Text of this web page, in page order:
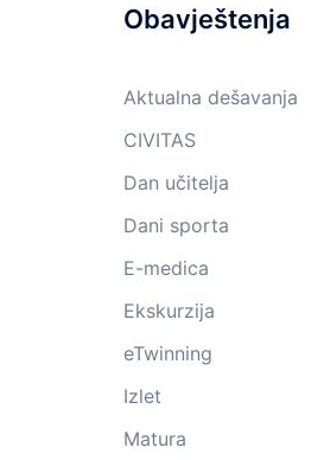
Obavještenja
Aktualna dešavanja
CIVITAS
Dan učitelja
Dani sporta
E-medica
Ekskurzija
eTwinning
Izlet
Matura